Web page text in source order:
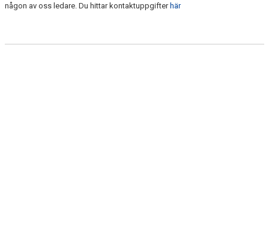
någon av oss ledare. Du hittar kontaktuppgifter här